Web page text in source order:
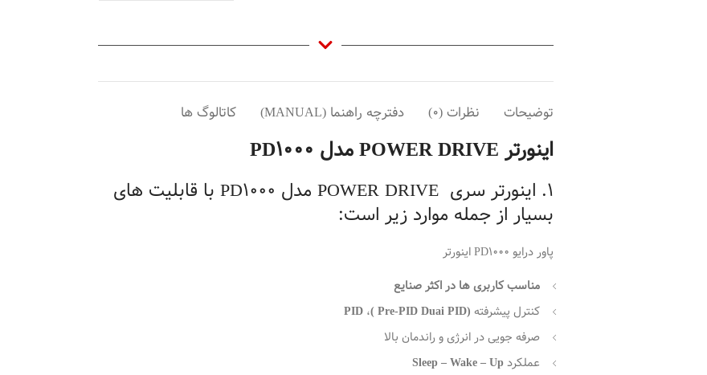
توضیحات نظرات (0) دفترچه راهنما (MANUAL) کاتالوگ ها
اینورتر POWER DRIVE مدل PD1000
1. اینورتر سری POWER DRIVE مدل PD1000 با قابلیت های
بسیار از جمله موارد زیر است:
پاور درایو PD1000 اینورتر
مناسب کاربری ها در اکثر صنایع
کنترل پیشرفته
PID،( Pre-PID Duai PID)
صرفه جویی در انرژی و راندمان بالا
عملکردSleep – Wake – Up